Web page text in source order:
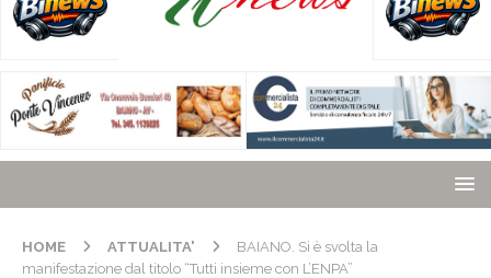
HOME ATTUALITA'
BAIANO. Si è svolta la
manifestazione dal titolo “Tutti insieme con L’ENPA”